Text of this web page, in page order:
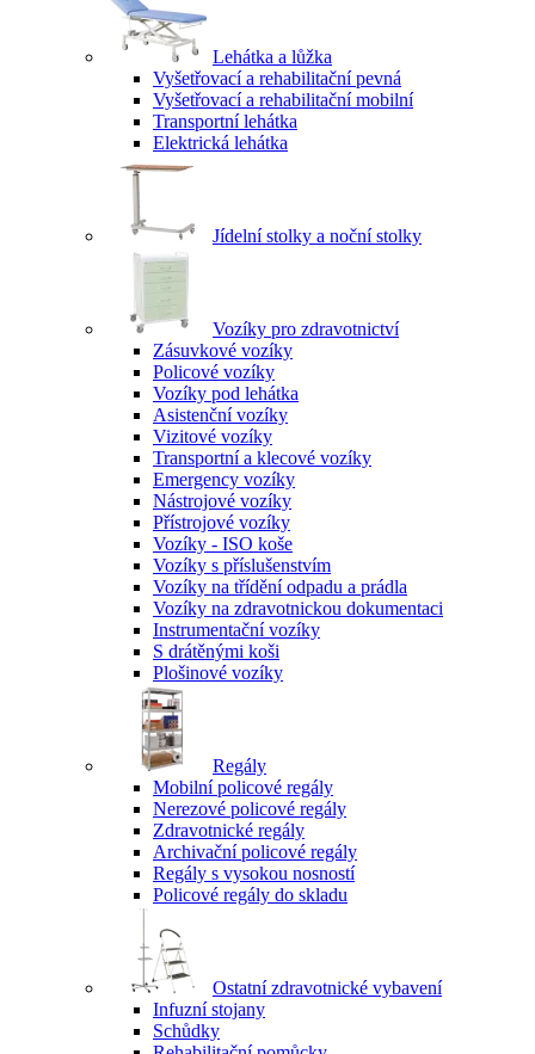
Lehátka a lůžka
Vyšetřovací a rehabilitační pevná
Vyšetřovací a rehabilitační mobilní
Transportní lehátka
Elektrická lehátka
Jídelní stolky a noční stolky
Vozíky pro zdravotnictví
Zásuvkové vozíky
Policové vozíky
Vozíky pod lehátka
Asistenční vozíky
Vizitové vozíky
Transportní a klecové vozíky
Emergency vozíky
Nástrojové vozíky
Přístrojové vozíky
Vozíky - ISO koše
Vozíky s příslušenstvím
Vozíky na třídění odpadu a prádla
Vozíky na zdravotnickou dokumentaci
Instrumentační vozíky
S drátěnými koši
Plošinové vozíky
Regály
Mobilní policové regály
Nerezové policové regály
Zdravotnické regály
Archivační policové regály
Regály s vysokou nosností
Policové regály do skladu
Ostatní zdravotnické vybavení
Infuzní stojany
Schůdky